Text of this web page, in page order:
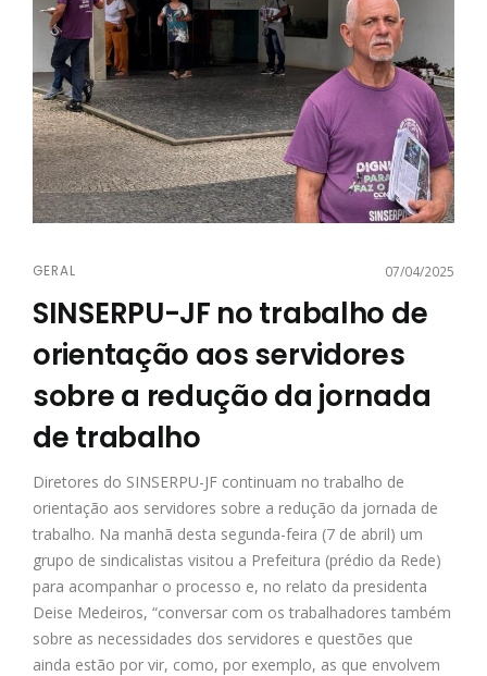
GERAL 07/04/2025
SINSERPU-JF no trabalho de
orientação aos servidores
sobre a redução da jornada
de trabalho
Diretores do SINSERPU-JF continuam no trabalho de
orientação aos servidores sobre a redução da jornada de
trabalho. Na manhã desta segunda-feira (7 de abril) um
grupo de sindicalistas visitou a Prefeitura (prédio da Rede)
para acompanhar o processo e, no relato da presidenta
Deise Medeiros, “conversar com os trabalhadores também
sobre as necessidades dos servidores e questões que
ainda estão por vir, como, por exemplo, as que envolvem